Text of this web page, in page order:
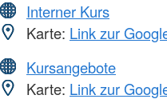
Interner Kurs
Karte: Link zur
Kursangebote
Karte: Link zur